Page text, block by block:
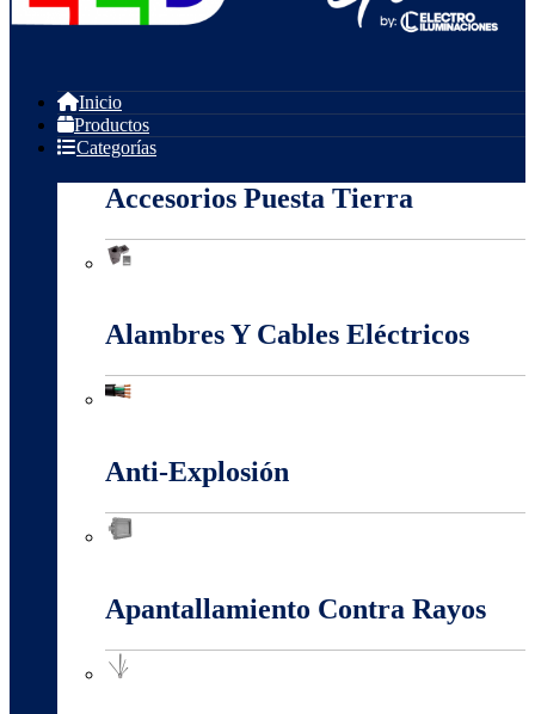
Inicio
Productos
Categorías
Accesorios Puesta Tierra
Alambres Y Cables Eléctricos
Anti-Explosión
Apantallamiento Contra Rayos